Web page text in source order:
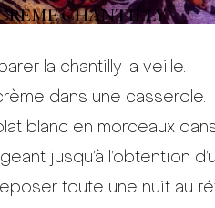
CHANTILLY
la chantilly la veille.
dans une casserole.
blanc en morceaux
jusqu’à l’obtention
toute une nuit au